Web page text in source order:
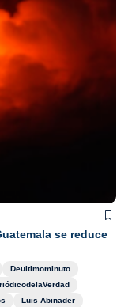
se reduce
Deultimominuto
Luis Abinader